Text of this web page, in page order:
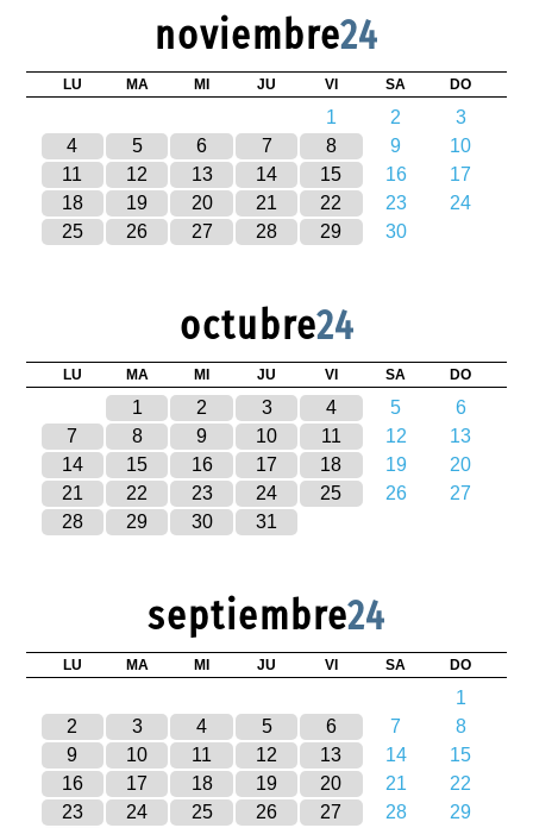
noviembre24
LU MA MI JU VI SA DO
1 2
3
4
5 6 7 8 9
10
11
12 13 14 15 16
17
18
19 20 21 22 23
24
25
26 27 28 29 30
octubre24
LU MA MI JU VI SA DO
1 2 3 4 5
6
7
8 9 10 11 12
13
14
15 16 17 18 19
20
21
22 23 24 25 26
27
28
29 30 31
septiembre24
LU MA MI JU VI SA DO
1
2
3 4 5 6 7
8
9
10 11 12 13 14
15
16
17 18 19 20 21
22
23
24 25 26 27 28
29